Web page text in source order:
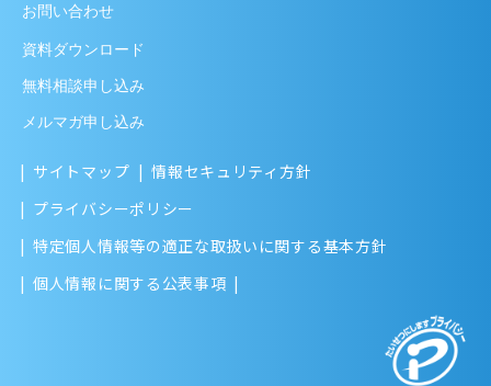
お問い合わせ
資料ダウンロード
無料相談申し込み
メルマガ申し込み
サイトマップ
情報セキュリティ方針
プライバシーポリシー
特定個人情報等の適正な取扱いに関する基本方針
個人情報に関する公表事項